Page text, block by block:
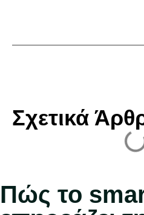
Σχετικά
Πώς το